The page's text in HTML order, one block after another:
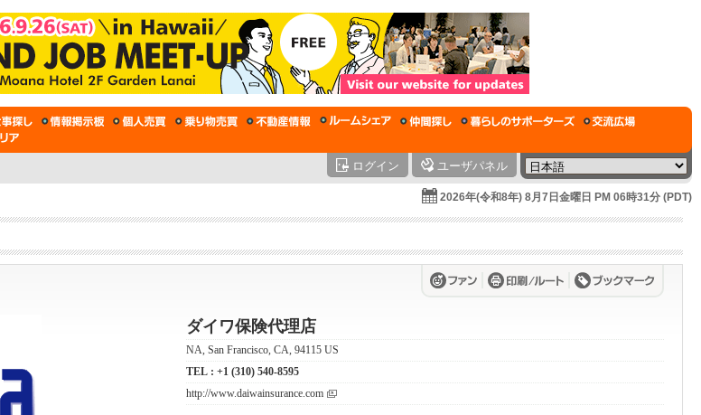
ログイン ユーザパネル
2026年(令和8年) 8月7日金曜日 PM 06時31分 (PDT)
ダイワ保険代理店
NA, San Francisco, CA, 94115 US
TEL : +1 (310) 540-8595
http://www.daiwainsurance.com